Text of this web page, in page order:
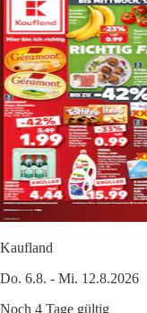
Kaufland
Do. 6.8. - Mi. 12.8.2026
Noch 4 Tage gültig